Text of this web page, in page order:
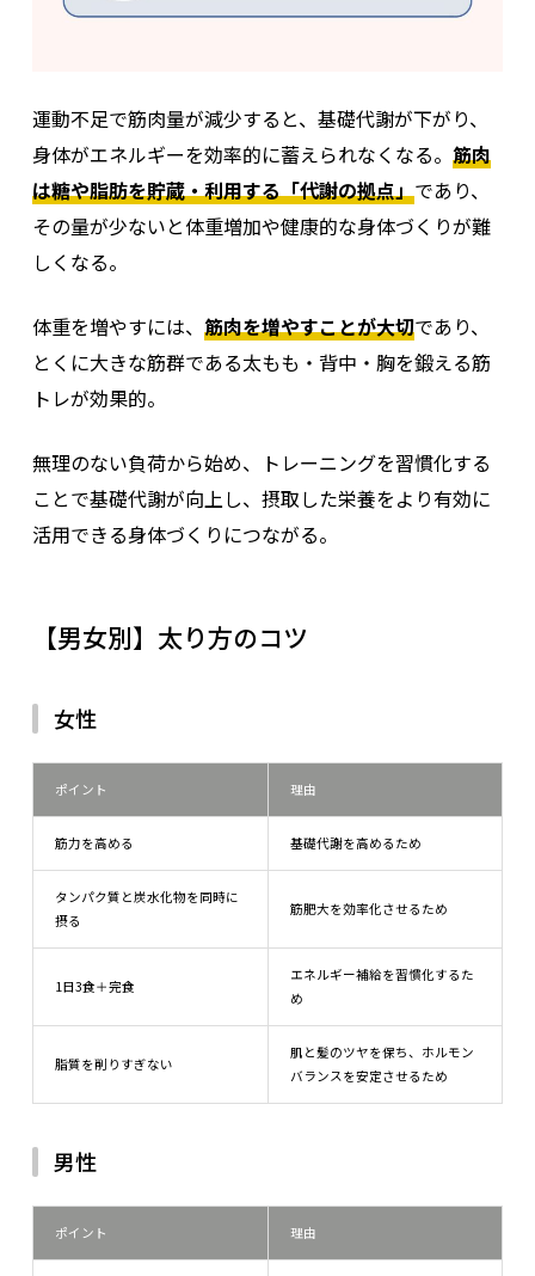
運動不足で筋肉量が減少すると、基礎代謝が下がり、
身体がエネルギーを効率的に蓄えられなくなる。 筋肉
は糖や脂肪を貯蔵・利用する「代謝の拠点」であり、
その量が少ないと体重増加や健康的な身体づくりが難
しくなる。
体重を増やすには、 筋肉を増やすことが大切であり、
とくに大きな筋群である太もも・背中・胸を鍛える筋
トレが効果的。
無理のない負荷から始め、トレーニングを習慣化する
ことで基礎代謝が向上し、摂取した栄養をより有効に
活用できる身体づくりにつながる。
【男女別】太り方のコツ
女性
ポイント 理由
筋力を高める 基礎代謝を高めるため
タンパク質と炭水化物を同時に
摂る
筋肥大を効率化させるため
1日3食＋完食
エネルギー補給を習慣化するた
め
脂質を削りすぎない
肌と髪のツヤを保ち、ホルモン
バランスを安定させるため
男性
ポイント 理由